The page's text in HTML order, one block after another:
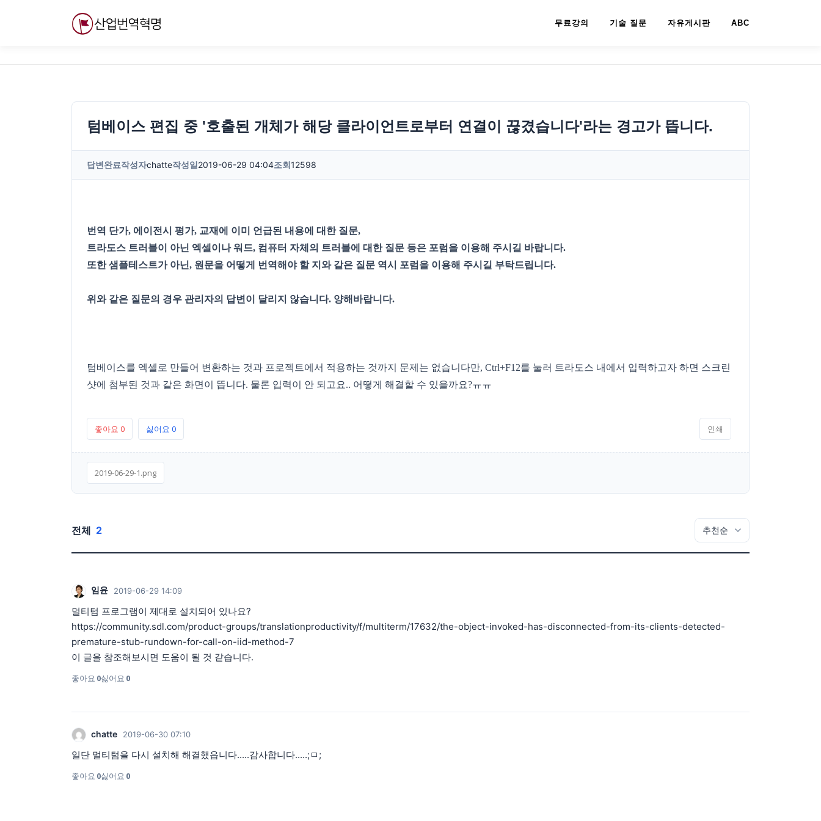
무료강의 기술 질문 자유게시판 ABC
텀베이스 편집 중 '호출된 개체가 해당 클라이언트로부터 연결이 끊겼습니다'라는 경고가 뜹니다.
답변완료작성자chatte작성일2019-06-29 04:04조회12598
번역 단가, 에이전시 평가, 교재에 이미 언급된 내용에 대한 질문,
트라도스 트러블이 아닌 엑셀이나 워드, 컴퓨터 자체의 트러블에 대한 질문 등은 포럼을 이용해 주시길 바랍니다.
또한 샘플테스트가 아닌, 원문을 어떻게 번역해야 할 지와 같은 질문 역시 포럼을 이용해 주시길 부탁드립니다.
위와 같은 질문의 경우 관리자의 답변이 달리지 않습니다. 양해바랍니다.
텀베이스를 엑셀로 만들어 변환하는 것과 프로젝트에서 적용하는 것까지 문제는 없습니다만, Ctrl+F12를 눌러 트라도스 내에서 입력하고자 하면 스크린
샷에 첨부된 것과 같은 화면이 뜹니다. 물론 입력이 안 되고요.. 어떻게 해결할 수 있을까요?ㅠㅠ
좋아요 0 싫어요 0 인쇄
2019-06-29-1.png
전체 2
임윤 2019-06-29 14:09
멀티텀 프로그램이 제대로 설치되어 있나요?
https://community.sdl.com/product-groups/translationproductivity/f/multiterm/17632/the-object-invoked-has-disconnected-from-its-clients-detected-
premature-stub-rundown-for-call-on-iid-method-7
이 글을 참조해보시면 도움이 될 것 같습니다.
좋아요 0싫어요 0
chatte 2019-06-30 07:10
일단 멀티텀을 다시 설치해 해결했읍니다.....감사합니다.....;ㅁ;
좋아요 0싫어요 0